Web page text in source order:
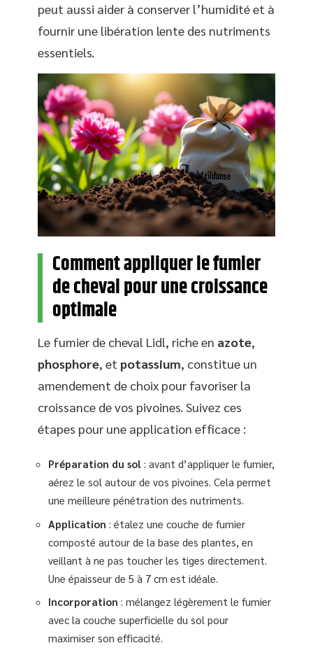
peut aussi aider à conserver l’humidité et à
fournir une libération lente des nutriments
essentiels.
Comment appliquer le fumier
de cheval pour une croissance
optimale
Le fumier de cheval Lidl, riche en azote,
phosphore, et potassium, constitue un
amendement de choix pour favoriser la
croissance de vos pivoines. Suivez ces
étapes pour une application efficace :
Préparation du sol : avant d’appliquer le fumier,
aérez le sol autour de vos pivoines. Cela permet
une meilleure pénétration des nutriments.
Application : étalez une couche de fumier
composté autour de la base des plantes, en
veillant à ne pas toucher les tiges directement.
Une épaisseur de 5 à 7 cm est idéale.
Incorporation : mélangez légèrement le fumier
avec la couche superficielle du sol pour
maximiser son efficacité.